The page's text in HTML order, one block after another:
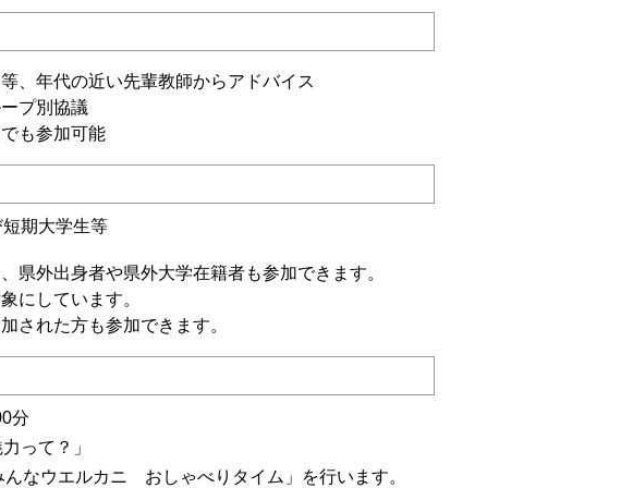
、年代の近い先輩教師からアドバイス
プ別協議
も参加可能
期大学生等
県外出身者や県外大学在籍者も参加できます。
にしています。
された方も参加できます。
分
って？」
なウエルカニ おしゃべりタイム」を行います。